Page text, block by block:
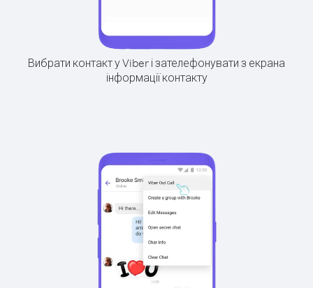
Вибрати контакт у Viber і зателефонувати з екрана
інформації контакту